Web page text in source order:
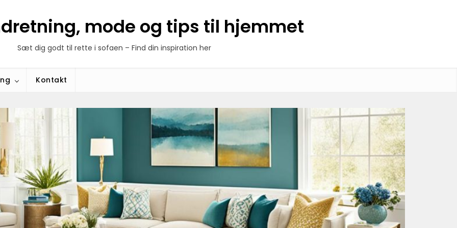
mode og tips til hjemmet
Sæt dig godt til rette i sofaen – Find din inspiration her
Kontakt